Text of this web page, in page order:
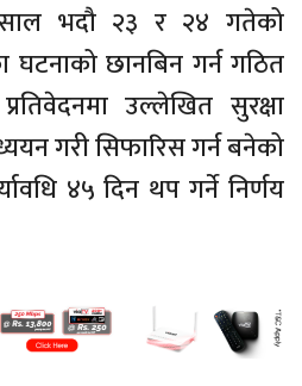
साल भदौ २३ र २४ गतेको
घटनाको छानबिन गर्न गठित
उल्लेखित सुरक्षा
गरी सिफारिस गर्न बनेको
४५ दिन थप गर्ने निर्णय